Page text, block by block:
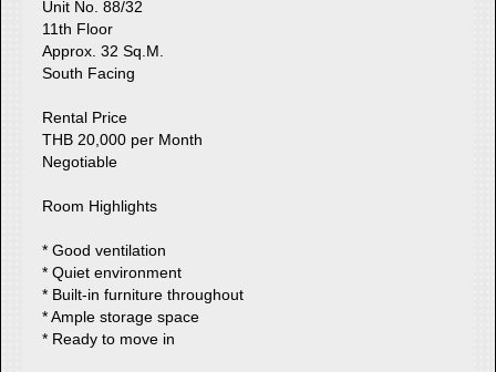
Unit No. 88/32
11th Floor
Approx. 32 Sq.M.
South Facing
Rental Price
THB 20,000 per Month
Negotiable
Room Highlights
* Good ventilation
* Quiet environment
* Built-in furniture throughout
* Ample storage space
* Ready to move in